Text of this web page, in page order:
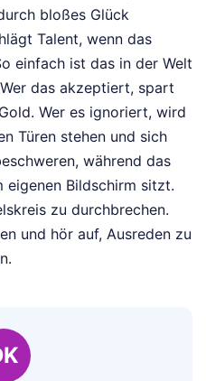
bloßes Glück
Talent, wenn das
einfach ist das in der Welt
das akzeptiert, spart
Wer es ignoriert, wird
Türen stehen und sich
während das
eigenen Bildschirm sitzt.
zu durchbrechen.
und hör auf, Ausreden zu